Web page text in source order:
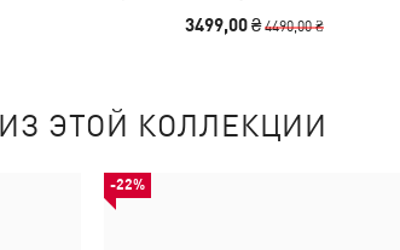
3499,00 ₴4490,00 ₴
ЭТОЙ КОЛЛЕКЦИИ
-22%